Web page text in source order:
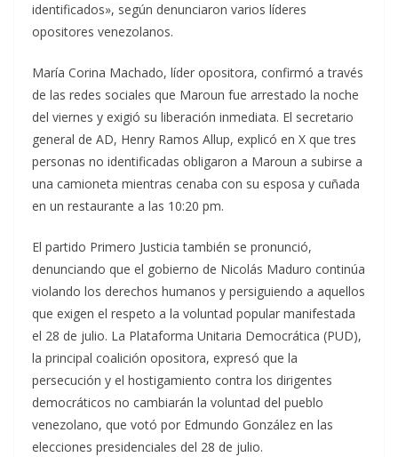
identificados», según denunciaron varios líderes
opositores venezolanos.
María Corina Machado, líder opositora, confirmó a través
de las redes sociales que Maroun fue arrestado la noche
del viernes y exigió su liberación inmediata. El secretario
general de AD, Henry Ramos Allup, explicó en X que tres
personas no identificadas obligaron a Maroun a subirse a
una camioneta mientras cenaba con su esposa y cuñada
en un restaurante a las 10:20 pm.
El partido Primero Justicia también se pronunció,
denunciando que el gobierno de Nicolás Maduro continúa
violando los derechos humanos y persiguiendo a aquellos
que exigen el respeto a la voluntad popular manifestada
el 28 de julio. La Plataforma Unitaria Democrática (PUD),
la principal coalición opositora, expresó que la
persecución y el hostigamiento contra los dirigentes
democráticos no cambiarán la voluntad del pueblo
venezolano, que votó por Edmundo González en las
elecciones presidenciales del 28 de julio.